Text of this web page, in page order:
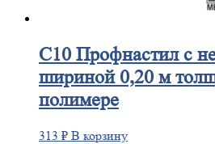
С10Профнастил с
шириной 0,20 м
полимере
313 ₽ В корзину